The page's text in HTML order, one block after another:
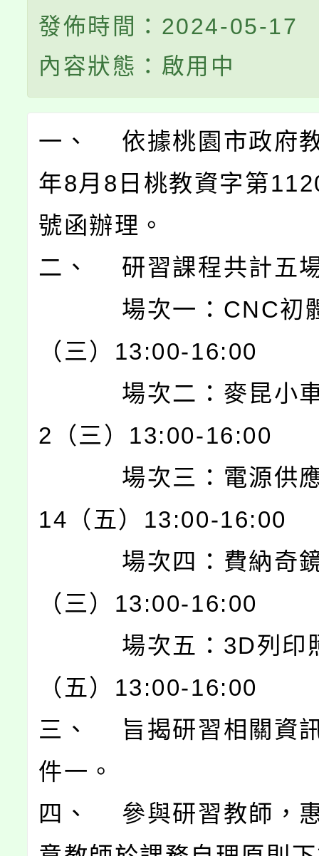
發佈時間：2024-05-17
內容狀態：啟用中
一、 依據桃園市政府
年8月8日桃教資字第
號函辦理。
二、 研習課程共計五
場次一：CNC初
（三）13:00-16:00
場次二：麥昆小車
2（三）13:00-16:00
場次三：電源供應
14（五）13:00-16:00
場次四：費納奇鏡
（三）13:00-16:00
場次五：3D列印
（五）13:00-16:00
三、 旨揭研習相關資
件一。
四、 參與研習教師，